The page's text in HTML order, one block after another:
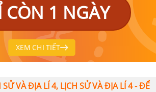
CÒN 1 NGÀY
XEM CHI TIẾT
SỬ VÀ ĐỊA LÍ 4, LỊCH SỬ VÀ ĐỊA LÍ 4 - ĐỂ